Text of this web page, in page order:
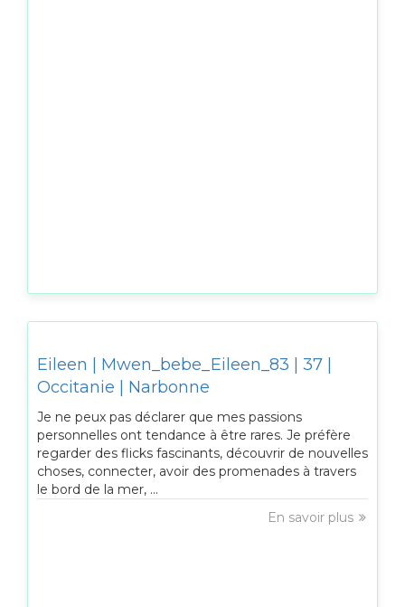
Eileen | Mwen_bebe_Eileen_83 | 37 |
Occitanie | Narbonne
Je ne peux pas déclarer que mes passions
personnelles ont tendance à être rares. Je préfère
regarder des flicks fascinants, découvrir de nouvelles
choses, connecter, avoir des promenades à travers
le bord de la mer, ...
En savoir plus